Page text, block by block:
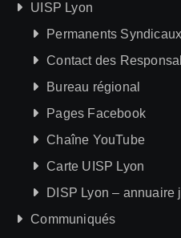
UISP Lyon
Permanents Syndicaux
Contact des
Bureau régional
Pages Facebook
Chaîne YouTube
Carte UISP Lyon
DISP Lyon – annuaire
Communiqués